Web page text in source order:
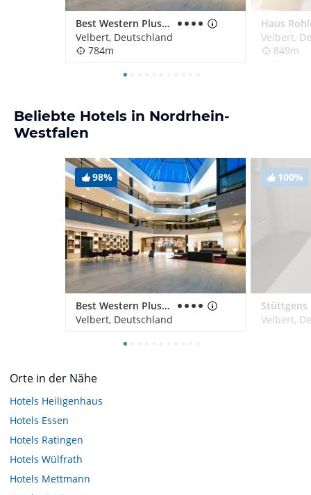
Best Western Plus Parkhotel Velbert
Velbert, Deutschland
784m
Haus
Velbert,
849m
Beliebte Hotels in Nordrhein-
Westfalen
98%
Best Western Plus Parkhotel Velbert
Velbert, Deutschland
100%
Stüttgens
Velbert,
Orte in der Nähe
Hotels Heiligenhaus
Hotels Essen
Hotels Ratingen
Hotels Wülfrath
Hotels Mettmann